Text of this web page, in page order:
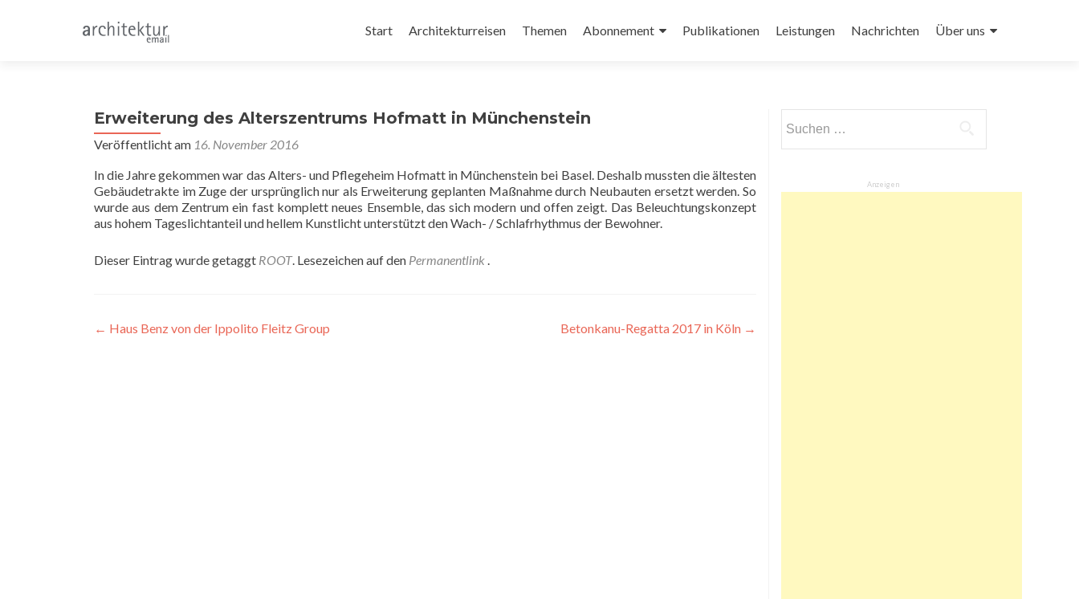
Inhalt
Start Architekturreisen Themen Abonnement Publikationen Leistungen Nachrichten Über uns
Erweiterung des Alterszentrums Hofmatt in Münchenstein
Veröffentlicht am 16. November 2016
In die Jahre gekommen war das Alters- und Pflegeheim Hofmatt in Münchenstein bei Basel. Deshalb mussten die ältesten
Gebäudetrakte im Zuge der ursprünglich nur als Erweiterung geplanten Maßnahme durch Neubauten ersetzt werden. So
wurde aus dem Zentrum ein fast komplett neues Ensemble, das sich modern und offen zeigt. Das Beleuchtungskonzept
aus hohem Tageslichtanteil und hellem Kunstlicht unterstützt den Wach- / Schlafrhythmus der Bewohner.
Dieser Eintrag wurde getaggt ROOT. Lesezeichen auf den Permanentlink .
Beitragsnavigation
← Haus Benz von der Ippolito Fleitz Group Betonkanu-Regatta 2017 in Köln →
nach:
Anzeigen